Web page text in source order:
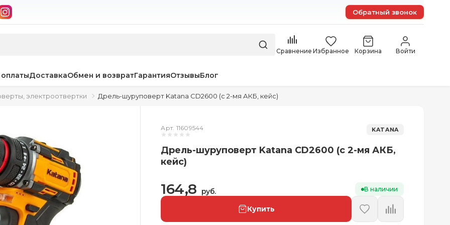
Обратный звонок
Сравнение Избранное Корзина Войти
ДоставкаОбмен и возвратГарантияОтзывыБлог
электроотвертки Дрель-шуруповерт Katana CD2600 (с 2-мя АКБ, кейс)
Арт. 11609544 KATANA
Дрель-шуруповерт Katana CD2600 (с 2-мя АКБ,
кейс)
164,8 руб. В наличии
Купить